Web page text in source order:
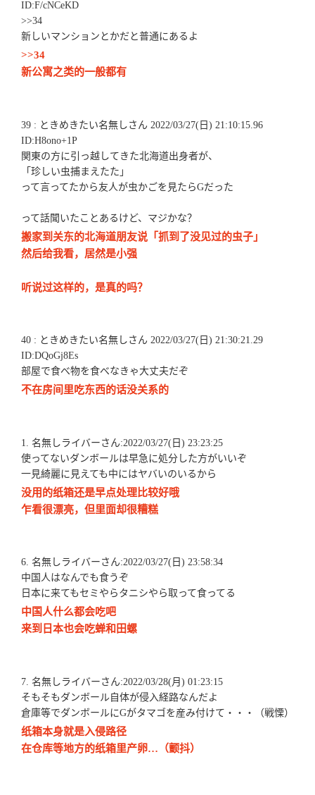
ID:F/cNCeKD
>>34
新しいマンションとかだと普通にあるよ
>>34
新公寓之类的一般都有
39 : ときめきたい名無しさん 2022/03/27(日) 21:10:15.96
ID:H8ono+1P
関東の方に引っ越してきた北海道出身者が、
「珍しい虫捕まえたた」
って言ってたから友人が虫かごを見たらGだった
って話聞いたことあるけど、マジかな？
搬家到关东的北海道朋友说「抓到了没见过的虫子」
然后给我看，居然是小强
听说过这样的，是真的吗？
40 : ときめきたい名無しさん 2022/03/27(日) 21:30:21.29
ID:DQoGj8Es
部屋で食べ物を食べなきゃ大丈夫だぞ
不在房间里吃东西的话没关系的
1. 名無しライバーさん:2022/03/27(日) 23:23:25
使ってないダンボールは早急に処分した方がいいぞ
一見綺麗に見えても中にはヤバいのいるから
没用的纸箱还是早点处理比较好哦
乍看很漂亮，但里面却很糟糕
6. 名無しライバーさん:2022/03/27(日) 23:58:34
中国人はなんでも食うぞ
日本に来てもセミやらタニシやら取って食ってる
中国人什么都会吃吧
来到日本也会吃蝉和田螺
7. 名無しライバーさん:2022/03/28(月) 01:23:15
そもそもダンボール自体が侵入経路なんだよ
倉庫等でダンボールにGがタマゴを産み付けて・・・（戦慄）
纸箱本身就是入侵路径
在仓库等地方的纸箱里产卵…（颤抖）